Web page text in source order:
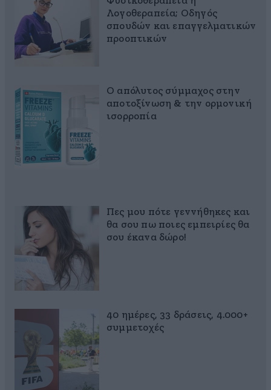
Λογοθεραπεία; Οδηγός
σπουδών και επαγγελματικών
προοπτικών
Ο απόλυτος σύμμαχος στην
αποτοξίνωση & την ορμονική
ισορροπία
Πες μου πότε γεννήθηκες και
θα σου πω ποιες εμπειρίες θα
σου έκανα δώρο!
40 ημέρες, 33 δράσεις, 4.000+
συμμετοχές